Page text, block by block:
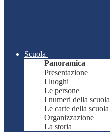
Scuola
Panoramica
Presentazione
I luoghi
Le persone
I numeri della scuola
Le carte della scuola
Organizzazione
La storia